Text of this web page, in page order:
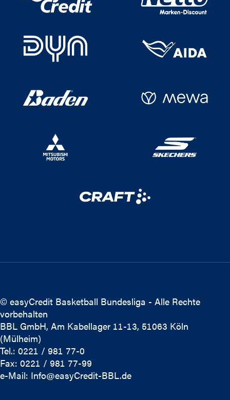
© easyCredit Basketball Bundesliga - Alle Rechte
vorbehalten
BBL GmbH, Am Kabellager 11-13, 51063 Köln
(Mülheim)
Tel.: 0221 / 981 77-0
Fax: 0221 / 981 77-99
e-Mail: Info@easyCredit-BBL.de